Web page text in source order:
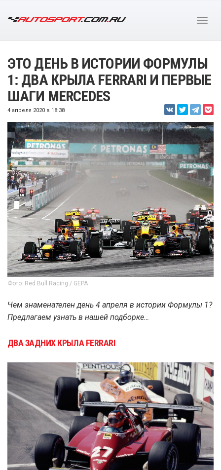
ЭТО ДЕНЬ В ИСТОРИИ ФОРМУЛЫ
1: ДВА КРЫЛА FERRARI И ПЕРВЫЕ
ШАГИ MERCEDES
4 апреля 2020 в 18:38
Фото: Red Bull Racing / GEPA
Чем знаменателен день 4 апреля в истории Формулы 1?
Предлагаем узнать в нашей подборке…
ДВА ЗАДНИХ КРЫЛА FERRARI